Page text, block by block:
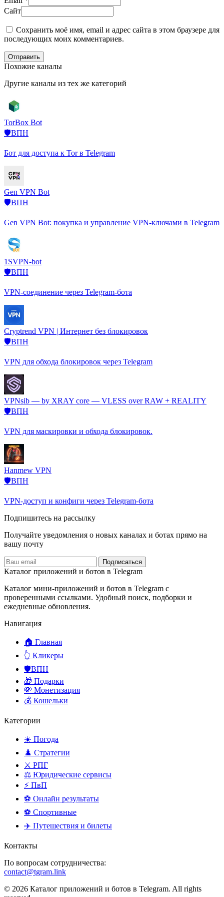
Сайт
Сохранить моё имя, email и адрес сайта в этом браузере для
последующих моих комментариев.
Отправить
Похожие каналы
Другие каналы из тех же категорий
TorBox Bot
🛡️ВПН
Бот для доступа к Tor в Telegram
Gen VPN Bot
🛡️ВПН
Gen VPN Bot: покупка и управление VPN-ключами в Telegram
1SVPN-bot
🛡️ВПН
VPN-соединение через Telegram-бота
Cryptrend VPN | Интернет без блокировок
🛡️ВПН
VPN для обхода блокировок через Telegram
VPNsib — by XRAY core — VLESS over RAW + REALITY
🛡️ВПН
VPN для маскировки и обхода блокировок.
Hanmew VPN
🛡️ВПН
VPN-доступ и конфиги через Telegram-бота
Подпишитесь на рассылку
Получайте уведомления о новых каналах и ботаx прямо на
вашу почту
Подписаться
Каталог приложений и ботов в Telegram
Каталог мини-приложений и ботов в Telegram с
проверенными ссылками. Удобный поиск, подборки и
ежедневные обновления.
Навигация
🏠 Главная
👆 Кликеры
🛡️ВПН
🎁 Подарки
💸 Монетизация
💰 Кошельки
Категории
☀️ Погода
♟️ Стратегии
⚔️ РПГ
⚖️ Юридические сервисы
⚡ ПвП
⚽ Онлайн результаты
⚽ Спортивные
✈️ Путешествия и билеты
Контакты
По вопросам сотрудничества:
contact@tgram.link
© 2026 Каталог приложений и ботов в Telegram. All rights